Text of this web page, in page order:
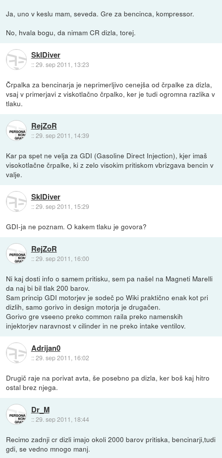
Ja, uno v keslu mam, seveda. Gre za bencinca, kompressor.
No, hvala bogu, da nimam CR dizla, torej.
SkIDiver
::29. sep 2011, 13:23
Črpalka za bencinarja je neprimerljivo cenejša od črpalke za dizla,
vsaj v primerjavi z viskotlačno črpalko, ker je tudi ogromna razlika v
tlaku.
RejZoR
::29. sep 2011, 14:39
Kar pa spet ne velja za GDI (Gasoline Direct Injection), kjer imaš
visokotlačne črpalke, ki z zelo visokim pritiskom vbrizgava bencin v
valje.
SkIDiver
::29. sep 2011, 15:29
GDI-ja ne poznam. O kakem tlaku je govora?
RejZoR
::29. sep 2011, 16:00
Ni kaj dosti info o samem pritisku, sem pa našel na Magneti Marelli
da naj bi bil tlak 200 barov.
Sam princip GDI motorjev je sodeč po Wiki praktično enak kot pri
dizlih, samo gorivo in design motorja je drugačen.
Gorivo gre vseeno preko common raila preko namenskih
injektorjev naravnost v cilinder in ne preko intake ventilov.
Adrijan0
::29. sep 2011, 16:02
Drugič raje na porivat avta, še posebno pa dizla, ker boš kaj hitro
ostal brez njega.
Dr_M
::29. sep 2011, 18:44
Recimo zadnji cr dizli imajo okoli 2000 barov pritiska, bencinarji,tudi
gdi, se vedno mnogo manj.